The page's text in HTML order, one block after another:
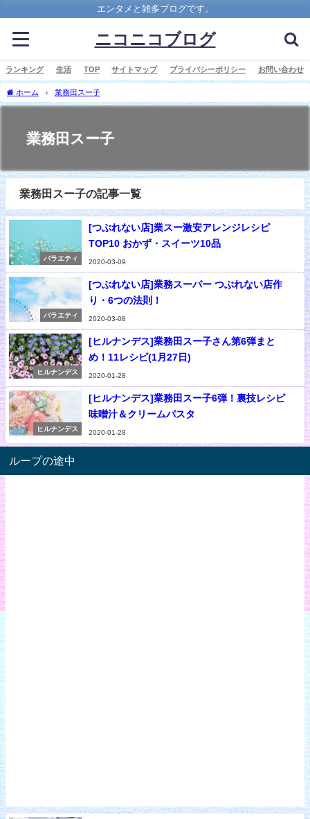
エンタメと雑多ブログです。
ニコニコブログ
ランキング 生活 TOP サイトマップ プライバシーポリシー お問い合わせ
ホーム 業務田スー子
業務田スー子
業務田スー子の記事一覧
バラエティ
[つぶれない店]業スー激安アレンジレシピ
TOP10 おかず・スイーツ10品
2020-03-09
バラエティ
[つぶれない店]業務スーパー つぶれない店作
り・6つの法則！
2020-03-08
ヒルナンデス
[ヒルナンデス]業務田スー子さん第6弾まと
め！11レシピ(1月27日)
2020-01-28
ヒルナンデス
[ヒルナンデス]業務田スー子6弾！裏技レシピ
味噌汁＆クリームパスタ
2020-01-28
ループの途中